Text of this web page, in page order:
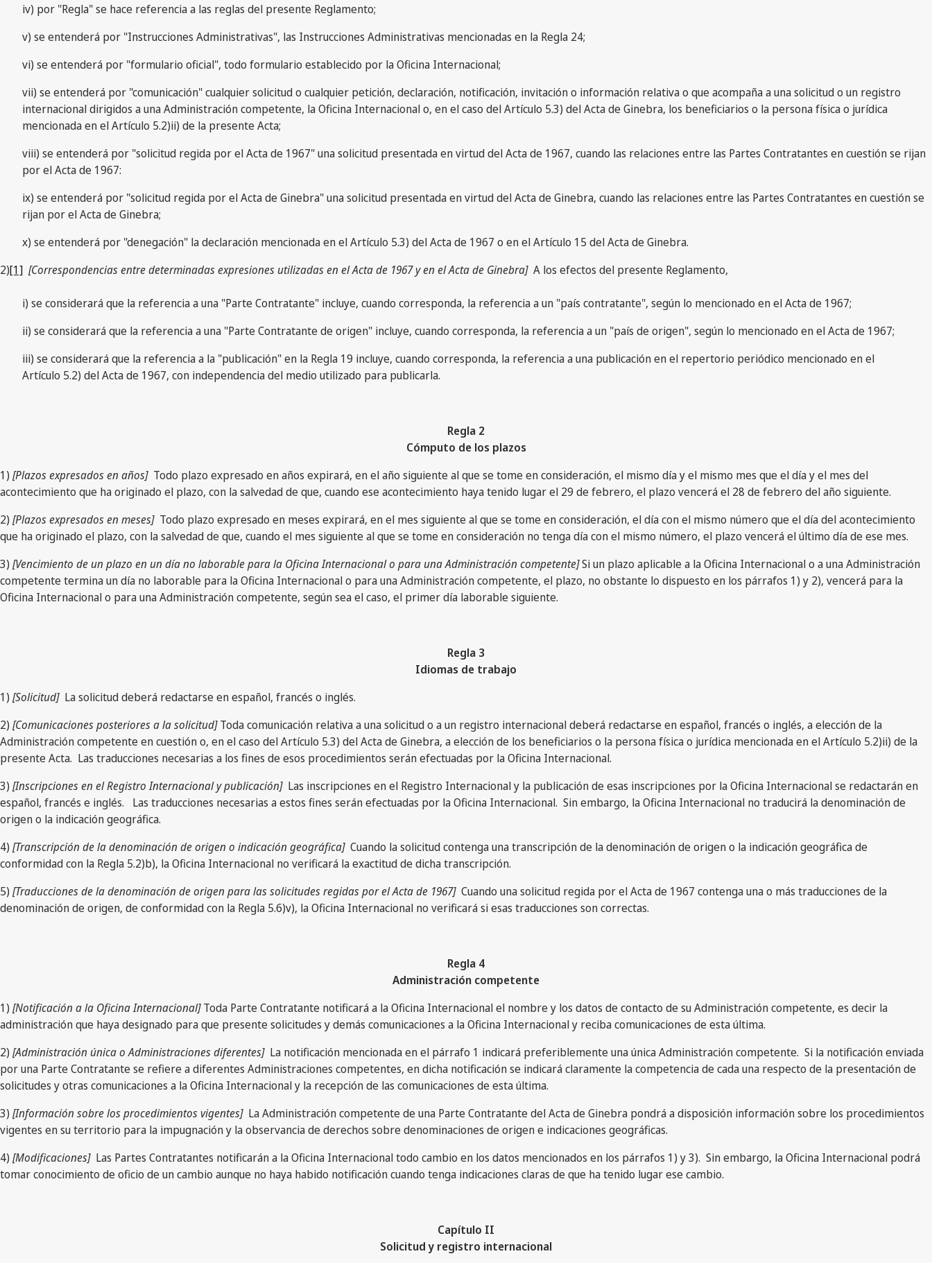
iv) por "Regla" se hace referencia a las reglas del presente Reglamento;
v) se entenderá por "Instrucciones Administrativas", las Instrucciones Administrativas mencionadas en la Regla 24;
vi) se entenderá por "formulario oficial", todo formulario establecido por la Oficina Internacional;
vii) se entenderá por "comunicación" cualquier solicitud o cualquier petición, declaración, notificación, invitación o información relativa o que acompaña a una solicitud o un registro
internacional dirigidos a una Administración competente, la Oficina Internacional o, en el caso del Artículo 5.3) del Acta de Ginebra, los beneficiarios o la persona física o jurídica
mencionada en el Artículo 5.2)ii) de la presente Acta;
viii) se entenderá por "solicitud regida por el Acta de 1967" una solicitud presentada en virtud del Acta de 1967, cuando las relaciones entre las Partes Contratantes en cuestión se rijan
por el Acta de 1967:
ix) se entenderá por "solicitud regida por el Acta de Ginebra" una solicitud presentada en virtud del Acta de Ginebra, cuando las relaciones entre las Partes Contratantes en cuestión se
rijan por el Acta de Ginebra;
x) se entenderá por "denegación" la declaración mencionada en el Artículo 5.3) del Acta de 1967 o en el Artículo 15 del Acta de Ginebra.
2)[1] [Correspondencias entre determinadas expresiones utilizadas en el Acta de 1967 y en el Acta de Ginebra]A los efectos del presente Reglamento,
i) se considerará que la referencia a una "Parte Contratante" incluye, cuando corresponda, la referencia a un "país contratante", según lo mencionado en el Acta de 1967;
ii) se considerará que la referencia a una "Parte Contratante de origen" incluye, cuando corresponda, la referencia a un "país de origen", según lo mencionado en el Acta de 1967;
iii) se considerará que la referencia a la "publicación" en la Regla 19 incluye, cuando corresponda, la referencia a una publicación en el repertorio periódico mencionado en el
Artículo 5.2) del Acta de 1967, con independencia del medio utilizado para publicarla.
Regla 2
Cómputo de los plazos
1) [Plazos expresados en años]Todo plazo expresado en años expirará, en el año siguiente al que se tome en consideración, el mismo día y el mismo mes que el día y el mes del
acontecimiento que ha originado el plazo, con la salvedad de que, cuando ese acontecimiento haya tenido lugar el 29 de febrero, el plazo vencerá el 28 de febrero del año siguiente.
2) [Plazos expresados en meses]Todo plazo expresado en meses expirará, en el mes siguiente al que se tome en consideración, el día con el mismo número que el día del acontecimiento
que ha originado el plazo, con la salvedad de que, cuando el mes siguiente al que se tome en consideración no tenga día con el mismo número, el plazo vencerá el último día de ese mes.
3) [Vencimiento de un plazo en un día no laborable para la Oficina Internacional o para una Administración competente]Si un plazo aplicable a la Oficina Internacional o a una Administración
competente termina un día no laborable para la Oficina Internacional o para una Administración competente, el plazo, no obstante lo dispuesto en los párrafos 1) y 2), vencerá para la
Oficina Internacional o para una Administración competente, según sea el caso, el primer día laborable siguiente.
Regla 3
Idiomas de trabajo
1) [Solicitud]La solicitud deberá redactarse en español, francés o inglés.
2) [Comunicaciones posteriores a la solicitud]Toda comunicación relativa a una solicitud o a un registro internacional deberá redactarse en español, francés o inglés, a elección de la
Administración competente en cuestión o, en el caso del Artículo 5.3) del Acta de Ginebra, a elección de los beneficiarios o la persona física o jurídica mencionada en el Artículo 5.2)ii) de la
presente Acta. Las traducciones necesarias a los fines de esos procedimientos serán efectuadas por la Oficina Internacional.
3) [Inscripciones en el Registro Internacional y publicación]Las inscripciones en el Registro Internacional y la publicación de esas inscripciones por la Oficina Internacional se redactarán en
español, francés e inglés. Las traducciones necesarias a estos fines serán efectuadas por la Oficina Internacional. Sin embargo, la Oficina Internacional no traducirá la denominación de
origen o la indicación geográfica.
4) [Transcripción de la denominación de origen o indicación geográfica]Cuando la solicitud contenga una transcripción de la denominación de origen o la indicación geográfica de
conformidad con la Regla 5.2)b), la Oficina Internacional no verificará la exactitud de dicha transcripción.
5) [Traducciones de la denominación de origen para las solicitudes regidas por el Acta de 1967]Cuando una solicitud regida por el Acta de 1967 contenga una o más traducciones de la
denominación de origen, de conformidad con la Regla 5.6)v), la Oficina Internacional no verificará si esas traducciones son correctas.
Regla 4
Administración competente
1) [Notificación a la Oficina Internacional]Toda Parte Contratante notificará a la Oficina Internacional el nombre y los datos de contacto de su Administración competente, es decir la
administración que haya designado para que presente solicitudes y demás comunicaciones a la Oficina Internacional y reciba comunicaciones de esta última.
2) [Administración única o Administraciones diferentes]La notificación mencionada en el párrafo 1 indicará preferiblemente una única Administración competente. Si la notificación enviada
por una Parte Contratante se refiere a diferentes Administraciones competentes, en dicha notificación se indicará claramente la competencia de cada una respecto de la presentación de
solicitudes y otras comunicaciones a la Oficina Internacional y la recepción de las comunicaciones de esta última.
3) [Información sobre los procedimientos vigentes]La Administración competente de una Parte Contratante del Acta de Ginebra pondrá a disposición información sobre los procedimientos
vigentes en su territorio para la impugnación y la observancia de derechos sobre denominaciones de origen e indicaciones geográficas.
4) [Modificaciones]Las Partes Contratantes notificarán a la Oficina Internacional todo cambio en los datos mencionados en los párrafos 1) y 3). Sin embargo, la Oficina Internacional podrá
tomar conocimiento de oficio de un cambio aunque no haya habido notificación cuando tenga indicaciones claras de que ha tenido lugar ese cambio.
Capítulo II
Solicitud y registro internacional